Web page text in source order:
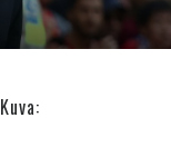
Kuva: